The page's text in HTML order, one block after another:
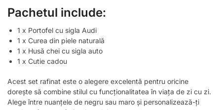
Pachetul include:
1 x Portofel cu sigla Audi
1 x Curea din piele naturală
1 x Husă chei cu sigla auto
1 x Cutie cadou
Acest set rafinat este o alegere excelentă pentru oricine
dorește să combine stilul cu funcționalitatea în viața de zi cu zi.
Alege între nuanțele de negru sau maro și personalizează-ți